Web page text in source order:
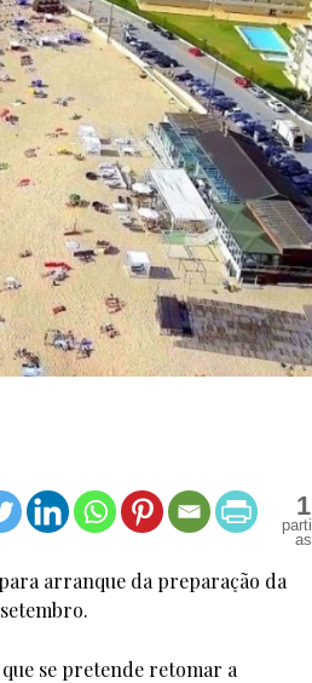
1
arranque da preparação da
se pretende retomar a